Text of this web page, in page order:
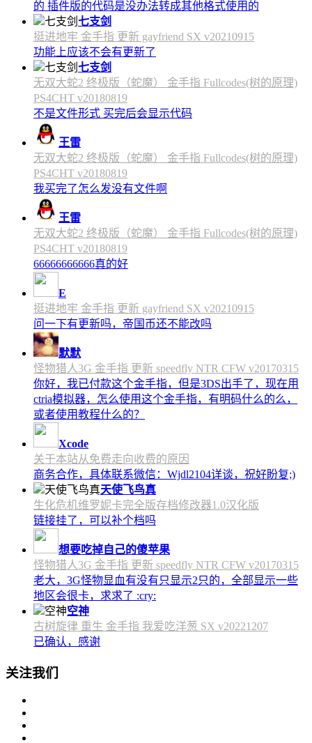
的 插件版的代码是没办法转成其他格式使用的
七支剑
挺进地牢 金手指 更新 gayfriend SX v20210915
功能上应该不会有更新了
七支剑
无双大蛇2 终极版（蛇魔） 金手指 Fullcodes(树的原理)
PS4CHT v20180819
不是文件形式 买完后会显示代码
王雷
无双大蛇2 终极版（蛇魔） 金手指 Fullcodes(树的原理)
PS4CHT v20180819
我买完了怎么发没有文件啊
王雷
无双大蛇2 终极版（蛇魔） 金手指 Fullcodes(树的原理)
PS4CHT v20180819
66666666666真的好
E
挺进地牢 金手指 更新 gayfriend SX v20210915
问一下有更新吗，帝国币还不能改吗
默默
怪物猎人3G 金手指 更新 speedfly NTR CFW v20170315
你好，我已付款这个金手指，但是3DS出手了，现在用
ctria模拟器，怎么使用这个金手指，有明码什么的么，
或者使用教程什么的？
Xcode
关于本站从免费走向收费的原因
商务合作，具体联系微信：Wjdl2104详谈，祝好盼复;)
天使飞鸟真
生化危机维罗妮卡完全版存档修改器1.0汉化版
链接挂了，可以补个档吗
想要吃掉自己的傻苹果
怪物猎人3G 金手指 更新 speedfly NTR CFW v20170315
老大，3G怪物显血有没有只显示2只的，全部显示一些
地区会很卡，求求了 :cry:
空神
古树旋律 重生 金手指 我爱吃洋葱 SX v20221207
已确认，感谢
关注我们